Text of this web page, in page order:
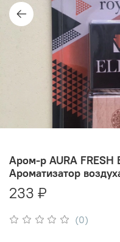
(0)
Аром-р AURA FRESH
Ароматизатор
233 ₽